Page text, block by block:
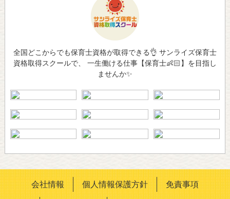
全国どこからでも保育士資格が取得できる👌 サンライズ保育士
資格取得スクールで、 一生働ける仕事【保育士👶🏻】を目指し
ませんか✨
会社情報 個人情報保護方針 免責事項